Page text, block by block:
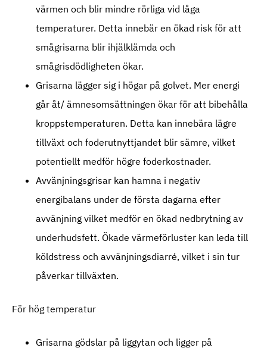
värmen och blir mindre rörliga vid låga
temperaturer. Detta innebär en ökad risk för att
smågrisarna blir ihjälklämda och
smågrisdödligheten ökar.
Grisarna lägger sig i högar på golvet. Mer energi
går åt/ ämnesomsättningen ökar för att bibehålla
kroppstemperaturen. Detta kan innebära lägre
tillväxt och foderutnyttjandet blir sämre, vilket
potentiellt medför högre foderkostnader.
Avvänjningsgrisar kan hamna i negativ
energibalans under de första dagarna efter
avvänjning vilket medför en ökad nedbrytning av
underhudsfett. Ökade värmeförluster kan leda till
köldstress och avvänjningsdiarré, vilket i sin tur
påverkar tillväxten.
För hög temperatur
Grisarna gödslar på liggytan och ligger på